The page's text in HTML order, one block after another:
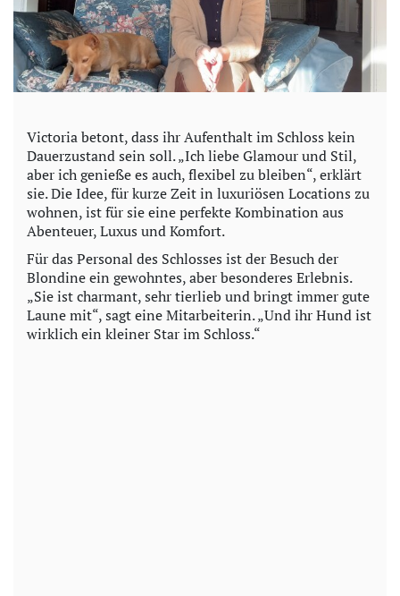
Victoria betont, dass ihr Aufenthalt im Schloss kein
Dauerzustand sein soll. „Ich liebe Glamour und Stil,
aber ich genieße es auch, flexibel zu bleiben“, erklärt
sie. Die Idee, für kurze Zeit in luxuriösen Locations zu
wohnen, ist für sie eine perfekte Kombination aus
Abenteuer, Luxus und Komfort.
Für das Personal des Schlosses ist der Besuch der
Blondine ein gewohntes, aber besonderes Erlebnis.
„Sie ist charmant, sehr tierlieb und bringt immer gute
Laune mit“, sagt eine Mitarbeiterin. „Und ihr Hund ist
wirklich ein kleiner Star im Schloss.“